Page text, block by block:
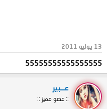
13 يوليو 2011
55555555555555555
عـــبير
:: عضو مميز ::